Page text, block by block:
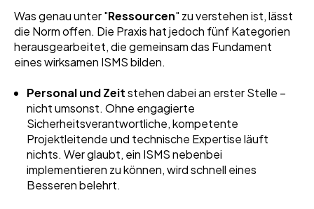
Was genau unter "Ressourcen" zu verstehen ist, lässt
die Norm offen. Die Praxis hat jedoch fünf Kategorien
herausgearbeitet, die gemeinsam das Fundament
eines wirksamen ISMS bilden.
Personal und Zeitstehen dabei an erster Stelle –
nicht umsonst. Ohne engagierte
Sicherheitsverantwortliche, kompetente
Projektleitende und technische Expertise läuft
nichts. Wer glaubt, ein ISMS nebenbei
implementieren zu können, wird schnell eines
Besseren belehrt.